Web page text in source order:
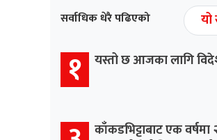
सर्वाधिक धेरै पढिएको यो
१ यस्तो छ आजका लागि
काँकडभिट्टाबाट एक